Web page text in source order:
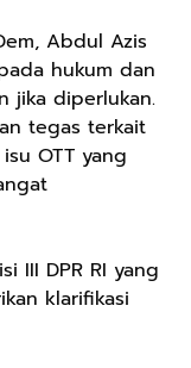
Abdul Azis
hukum dan
jika diperlukan.
tegas terkait
OTT yang
III DPR RI yang
klarifikasi